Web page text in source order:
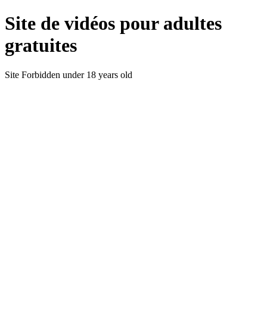
Site de vidéos pour adultes
gratuites
Site Forbidden under 18 years old